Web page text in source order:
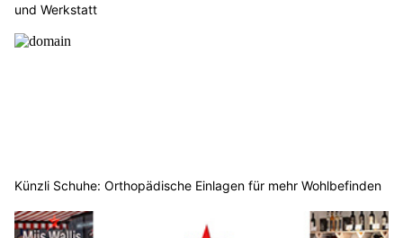
und Werkstatt
Künzli Schuhe: Orthopädische Einlagen für mehr Wohlbefinden